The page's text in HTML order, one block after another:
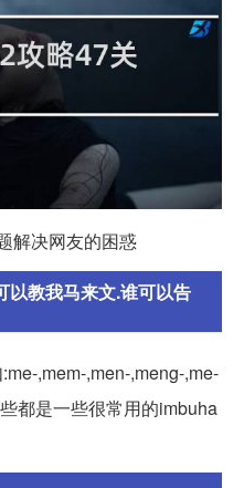
解决网友的困惑
以教我马来文.谁可以告
,mem-,men-,meng-,me-
都是一些很常用的imbuha